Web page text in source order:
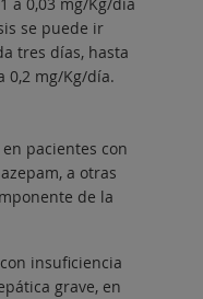
se puede ir
tres días, hasta
0,2 mg/Kg/día.
pacientes con
a otras
de la
insuficiencia
grave, en